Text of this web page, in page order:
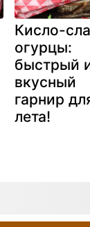
Кисло-
огурцы:
быстрый
вкусный
гарнир
лета!